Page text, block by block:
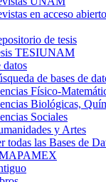
en acceso abierto
de tesis
TESIUNAM
datos
de bases de
Físico-
Biológicas,
Sociales
y Artes
todas las Bases de